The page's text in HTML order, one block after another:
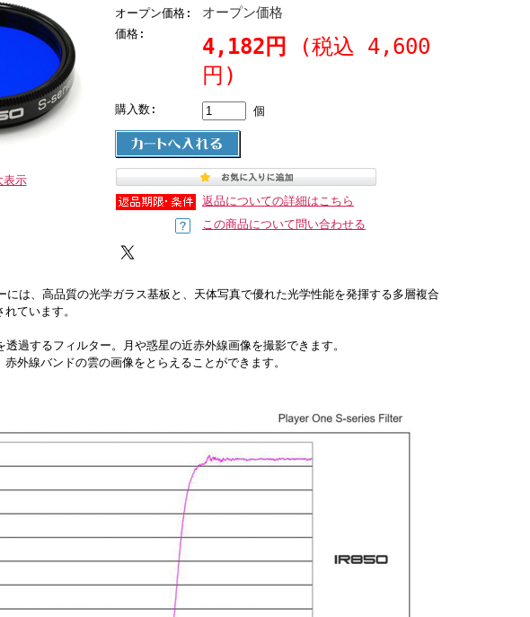
表示
オープン価格: オープン価格
価格:
4,182円
(税込 4,600
円)
購入数: 個
返品についての詳細はこちら
この商品について問い合わせる
は、高品質の光学ガラス基板と、天体写真で優れた光学性能を発揮する多層複合
ています。
過するフィルター。月や惑星の近赤外線画像を撮影できます。
外線バンドの雲の画像をとらえることができます。